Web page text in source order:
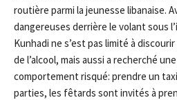
routière parmi la jeunesse libanaise.
dangereuses derrière le volant sous
Kunhadi ne s’est pas limité à
de l’alcool, mais aussi a recherché
comportement risqué: prendre un
parties, les fêtards sont invités à